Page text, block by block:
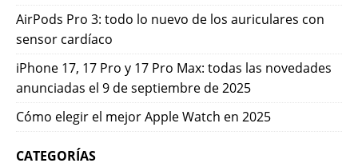
AirPods Pro 3: todo lo nuevo de los auriculares con
sensor cardíaco
iPhone 17, 17 Pro y 17 Pro Max: todas las novedades
anunciadas el 9 de septiembre de 2025
Cómo elegir el mejor Apple Watch en 2025
CATEGORÍAS